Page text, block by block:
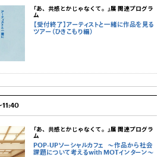
「あ、共感とかじゃなくて。」展 関連プログラ
ム
【受付終了】アーティストと一緒に作品を見る
ツアー（ひきこもり編）
11:40
「あ、共感とかじゃなくて。」展 関連プログラ
ム
POP-UPソーシャルカフェ
〜作品から社会
課題について考えるwith MOTインターン〜